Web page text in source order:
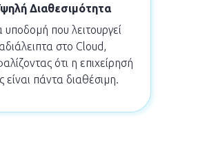
Διαθεσιμότητα
υποδομή που λειτουργεί
στο Cloud,
ότι η επιχείρησή
είναι πάντα διαθέσιμη.